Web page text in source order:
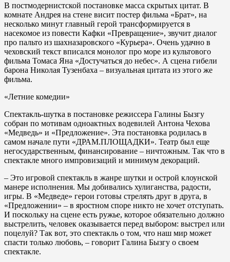
В постмодернистской постановке масса скрытых цитат. В
комнате Андрея на стене висит постер фильма «Брат», на
несколько минут главный герой трансформируется в
насекомое из повести Кафки «Превращение», звучит диалог
про пальто из шахназаровского «Курьера». Очень удачно в
чеховский текст вписался монолог про море из культового
фильма Томаса Яна «Достучаться до небес». А сцена гибели
барона Николая Тузенбаха – визуальная цитата из этого же
фильма.
«Летние комедии»
Спектакль-шутка в постановке режиссера Галины Бызгу
собран по мотивам одноактных водевилей Антона Чехова
«Медведь» и «Предложение». Эта постановка родилась в
самом начале пути «ДРАМ.ПЛОЩАДКИ». Театр был еще
негосударственным, финансирование – ничтожным. Так что в
спектакле много импровизаций и минимум декораций.
– Это игровой спектакль в жанре шутки и острой клоунской
манере исполнения. Мы добивались хулиганства, радости,
игры. В «Медведе» герои готовы стрелять друг в друга, в
«Предложении» – в яростном споре никто не хочет отступать.
И поскольку на сцене есть ружье, которое обязательно должно
выстрелить, человек оказывается перед выбором: выстрел или
поцелуй? Так вот, это спектакль о том, что наш мир может
спасти только любовь, – говорит Галина Бызгу о своем
спектакле.